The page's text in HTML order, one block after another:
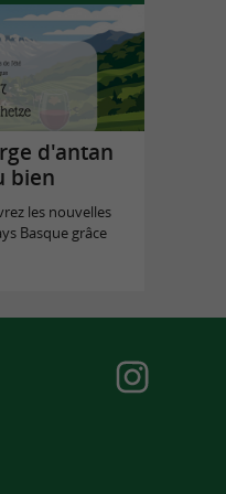
d'antan
bien
les nouvelles
Basque grâce